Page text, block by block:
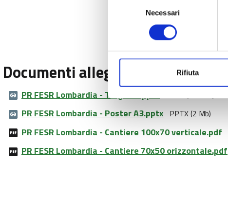
Necessari
Rifiuta
Documenti allegati
PR FESR Lombardia - Targa A4.pptx
PR FESR Lombardia - Poster A3.pptx PPTX (2 Mb)
PR FESR Lombardia - Cantiere 100x70 verticale.pdf
PR FESR Lombardia - Cantiere 70x50 orizzontale.pdf